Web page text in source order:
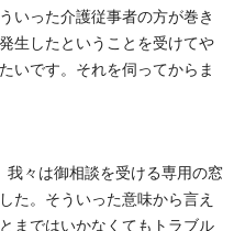
いった介護従事者の方が巻き
生したということを受けてや
いです。それを伺ってからま
々は御相談を受ける専用の窓
た。そういった意味から言え
まではいかなくてもトラブル